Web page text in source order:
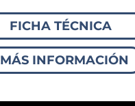
FICHA TÉCNICA
MÁS INFORMACIÓN